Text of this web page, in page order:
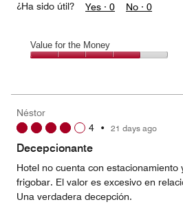
¿Ha sido útil? Yes · 0 No · 0
Value for the Money
4
out
Néstor
4 • 21 days ago
Decepcionante
Hotel no cuenta con estacionamiento
frigobar. El valor es excesivo en
Una verdadera decepción.